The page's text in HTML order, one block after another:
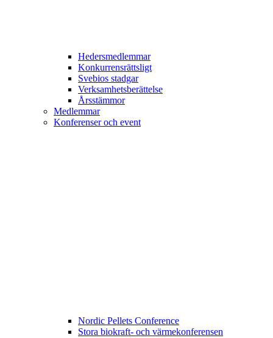
Hedersmedlemmar
Konkurrensrättsligt
Svebios stadgar
Verksamhetsberättelse
Årsstämmor
Medlemmar
Konferenser och event
Nordic Pellets Conference
Stora biokraft- och värmekonferensen